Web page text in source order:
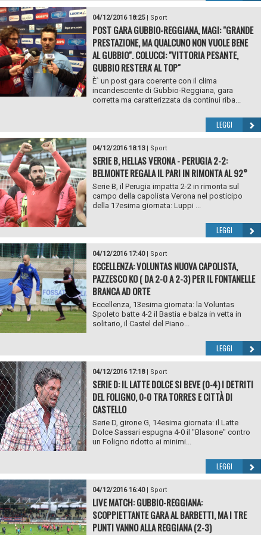
04/12/2016 18:25| Sport
POST GARA GUBBIO-REGGIANA, MAGI: "GRANDE
PRESTAZIONE, MA QUALCUNO NON VUOLE BENE
AL GUBBIO". COLUCCI: "VITTORIA PESANTE,
GUBBIO RESTERA' AL TOP"
È` un post gara coerente con il clima
incandescente di Gubbio-Reggiana, gara
corretta ma caratterizzata da continui riba...
LEGGI
04/12/2016 18:13| Sport
SERIE B, HELLAS VERONA - PERUGIA 2-2:
BELMONTE REGALA IL PARI IN RIMONTA AL 92°
Serie B, il Perugia impatta 2-2 in rimonta sul
campo della capolista Verona nel posticipo
della 17esima giornata: Luppi ...
LEGGI
04/12/2016 17:40| Sport
ECCELLENZA: VOLUNTAS NUOVA CAPOLISTA,
PAZZESCO KO ( DA 2-0 A 2-3) PER IL FONTANELLE
BRANCA AD ORTE
Eccellenza, 13esima giornata: la Voluntas
Spoleto batte 4-2 il Bastia e balza in vetta in
solitario, il Castel del Piano...
LEGGI
04/12/2016 17:18| Sport
SERIE D: IL LATTE DOLCE SI BEVE (0-4) I DETRITI
DEL FOLIGNO, 0-0 TRA TORRES E CITTÀ DI
CASTELLO
Serie D, girone G, 14esima giornata: il Latte
Dolce Sassari espugna 4-0 il "Blasone" contro
un Foligno ridotto ai minimi...
LEGGI
04/12/2016 16:40| Sport
LIVE MATCH: GUBBIO-REGGIANA:
SCOPPIETTANTE GARA AL BARBETTI, MA I TRE
PUNTI VANNO ALLA REGGIANA (2-3)